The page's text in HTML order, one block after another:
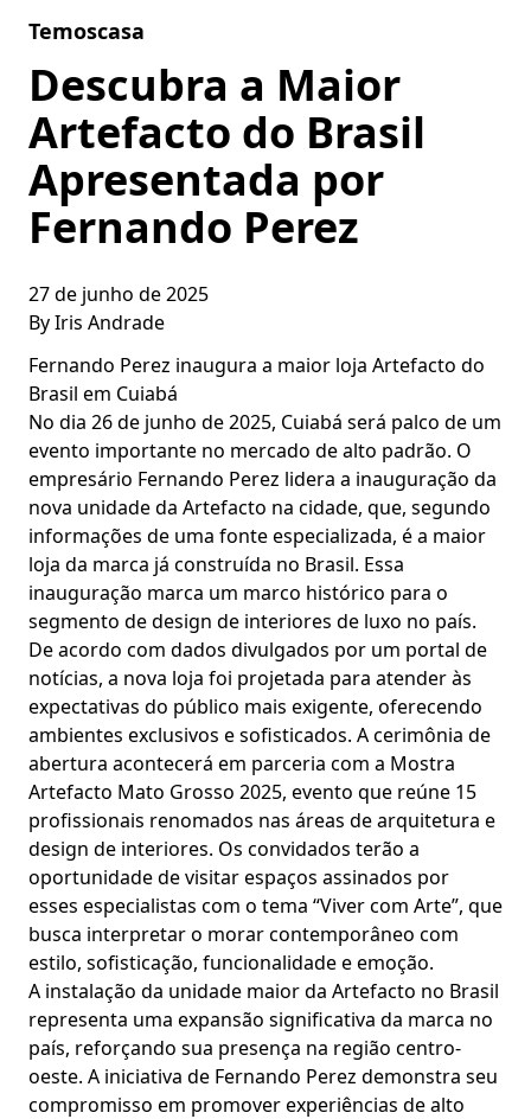
Temoscasa
Descubra a Maior
Artefacto do Brasil
Apresentada por
Fernando Perez
27 de junho de 2025
ByIris Andrade
Fernando Perez inaugura a maior loja Artefacto do
Brasil em Cuiabá
No dia 26 de junho de 2025, Cuiabá será palco de um
evento importante no mercado de alto padrão. O
empresário Fernando Perez lidera a inauguração da
nova unidade da Artefacto na cidade, que, segundo
informações de uma fonte especializada, é a maior
loja da marca já construída no Brasil. Essa
inauguração marca um marco histórico para o
segmento de design de interiores de luxo no país.
De acordo com dados divulgados por um portal de
notícias, a nova loja foi projetada para atender às
expectativas do público mais exigente, oferecendo
ambientes exclusivos e sofisticados. A cerimônia de
abertura acontecerá em parceria com a Mostra
Artefacto Mato Grosso 2025, evento que reúne 15
profissionais renomados nas áreas de arquitetura e
design de interiores. Os convidados terão a
oportunidade de visitar espaços assinados por
esses especialistas com o tema “Viver com Arte”, que
busca interpretar o morar contemporâneo com
estilo, sofisticação, funcionalidade e emoção.
A instalação da unidade maior da Artefacto no Brasil
representa uma expansão significativa da marca no
país, reforçando sua presença na região centro-
oeste. A iniciativa de Fernando Perez demonstra seu
compromisso em promover experiências de alto